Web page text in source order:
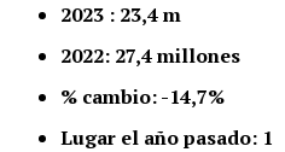
2023 : 23,4 m
2022: 27,4 millones
% cambio: -14,7%
Lugar el año pasado: 1